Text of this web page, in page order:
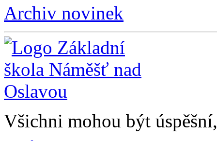
Archiv novinek
Všichni mohou být